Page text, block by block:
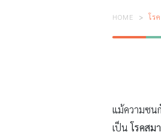
HOME โร
แม้ความซน
เป็น โรคสม